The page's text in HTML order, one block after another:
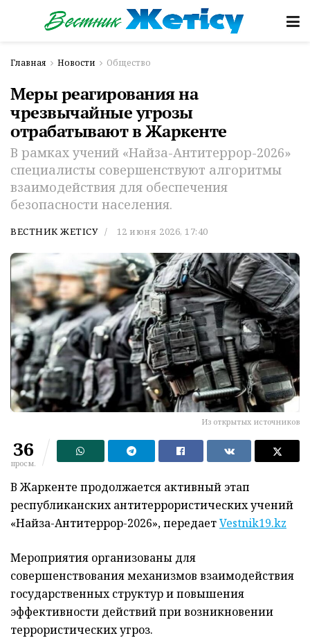
Главная Новости Общество
Меры реагирования на
чрезвычайные угрозы
отрабатывают в Жаркенте
В рамках учений «Найза-Антитеррор-2026»
специалисты совершенствуют алгоритмы
взаимодействия для обеспечения
безопасности населения.
ВЕСТНИК ЖЕТІСУ 12 июня 2026, 17:40
Из открытых источников
36
просм.
В Жаркенте продолжается активный этап
республиканских антитеррористических учений
«Найза-Антитеррор-2026», передаетVestnik19.kz
Мероприятия организованы для
совершенствования механизмов взаимодействия
государственных структур и повышения
эффективности действий при возникновении
террористических угроз.